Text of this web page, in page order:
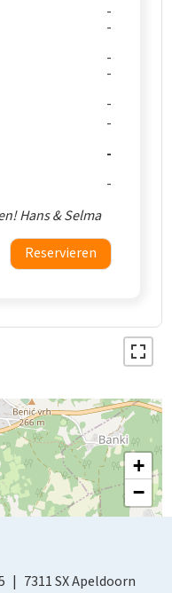
Hans & Selma
Reservieren
+
−
7311 SX Apeldoorn